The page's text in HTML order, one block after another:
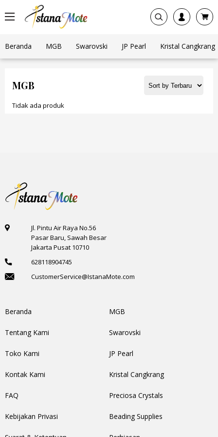
Beranda MGB Swarovski JP Pearl Kristal Cangkrang
MGB
Tidak ada produk
Jl. Pintu Air Raya No.56
Pasar Baru, Sawah Besar
Jakarta Pusat 10710
628118904745
CustomerService@IstanaMote.com
Beranda
Tentang Kami
Toko Kami
Kontak Kami
FAQ
Kebijakan Privasi
MGB
Swarovski
JP Pearl
Kristal Cangkrang
Preciosa Crystals
Beading Supplies